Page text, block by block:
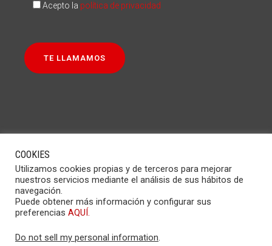
Acepto la política de privacidad
©2021 Grupo ANTÓN Todos los derechos
Política de cookies
COOKIES
Utilizamos cookies propias y de terceros para mejorar
nuestros servicios mediante el análisis de sus hábitos de
navegación.
Puede obtener más información y configurar sus
preferencias AQUÍ.
Do not sell my personal information.